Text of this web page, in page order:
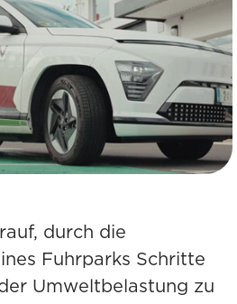
durch die
Fuhrparks Schritte
Umweltbelastung zu